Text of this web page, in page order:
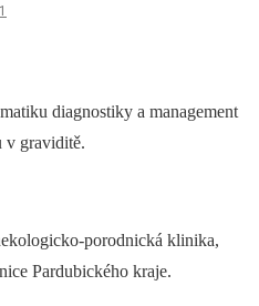
diagnostiky a management
v graviditě.
porodnická klinika,
Pardubického kraje.